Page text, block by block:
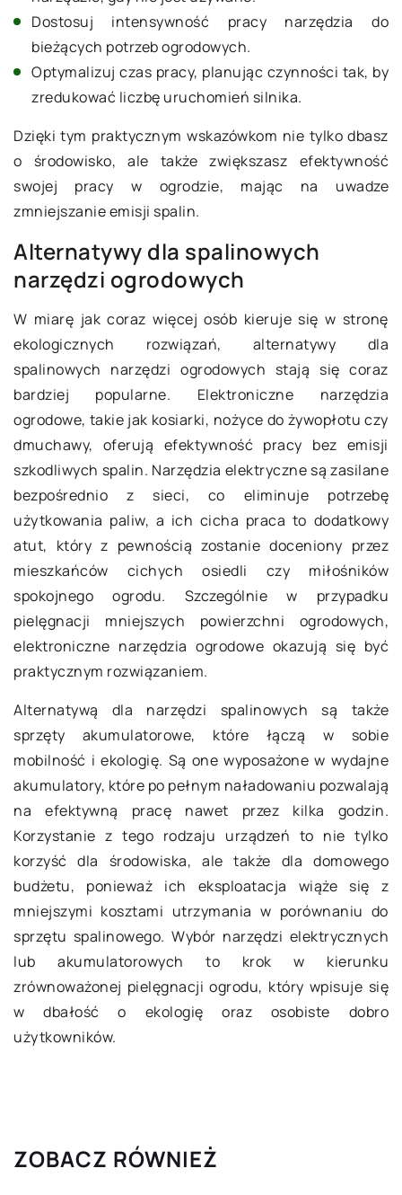
Dostosuj intensywność pracy narzędzia do
bieżących potrzeb ogrodowych.
Optymalizuj czas pracy, planując czynności tak, by
zredukować liczbę uruchomień silnika.
Dzięki tym praktycznym wskazówkom nie tylko dbasz
o środowisko, ale także zwiększasz efektywność
swojej pracy w ogrodzie, mając na uwadze
zmniejszanie emisji spalin.
Alternatywy dla spalinowych
narzędzi ogrodowych
W miarę jak coraz więcej osób kieruje się w stronę
ekologicznych rozwiązań, alternatywy dla
spalinowych narzędzi ogrodowych stają się coraz
bardziej popularne. Elektroniczne narzędzia
ogrodowe, takie jak kosiarki, nożyce do żywopłotu czy
dmuchawy, oferują efektywność pracy bez emisji
szkodliwych spalin. Narzędzia elektryczne są zasilane
bezpośrednio z sieci, co eliminuje potrzebę
użytkowania paliw, a ich cicha praca to dodatkowy
atut, który z pewnością zostanie doceniony przez
mieszkańców cichych osiedli czy miłośników
spokojnego ogrodu. Szczególnie w przypadku
pielęgnacji mniejszych powierzchni ogrodowych,
elektroniczne narzędzia ogrodowe okazują się być
praktycznym rozwiązaniem.
Alternatywą dla narzędzi spalinowych są także
sprzęty akumulatorowe, które łączą w sobie
mobilność i ekologię. Są one wyposażone w wydajne
akumulatory, które po pełnym naładowaniu pozwalają
na efektywną pracę nawet przez kilka godzin.
Korzystanie z tego rodzaju urządzeń to nie tylko
korzyść dla środowiska, ale także dla domowego
budżetu, ponieważ ich eksploatacja wiąże się z
mniejszymi kosztami utrzymania w porównaniu do
sprzętu spalinowego. Wybór narzędzi elektrycznych
lub akumulatorowych to krok w kierunku
zrównoważonej pielęgnacji ogrodu, który wpisuje się
w dbałość o ekologię oraz osobiste dobro
użytkowników.
ZOBACZ RÓWNIEŻ